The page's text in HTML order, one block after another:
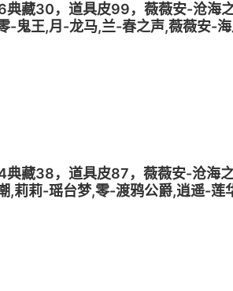
典藏30，道具皮99，薇薇安-沧海
-鬼王,月-龙马,兰-春之声,薇薇安-
-镜花辞,零-狡,巫铃儿-上官子怡,
典藏38，道具皮87，薇薇安-沧海
,莉莉-瑶台梦,零-渡鸦公爵,逍遥-莲